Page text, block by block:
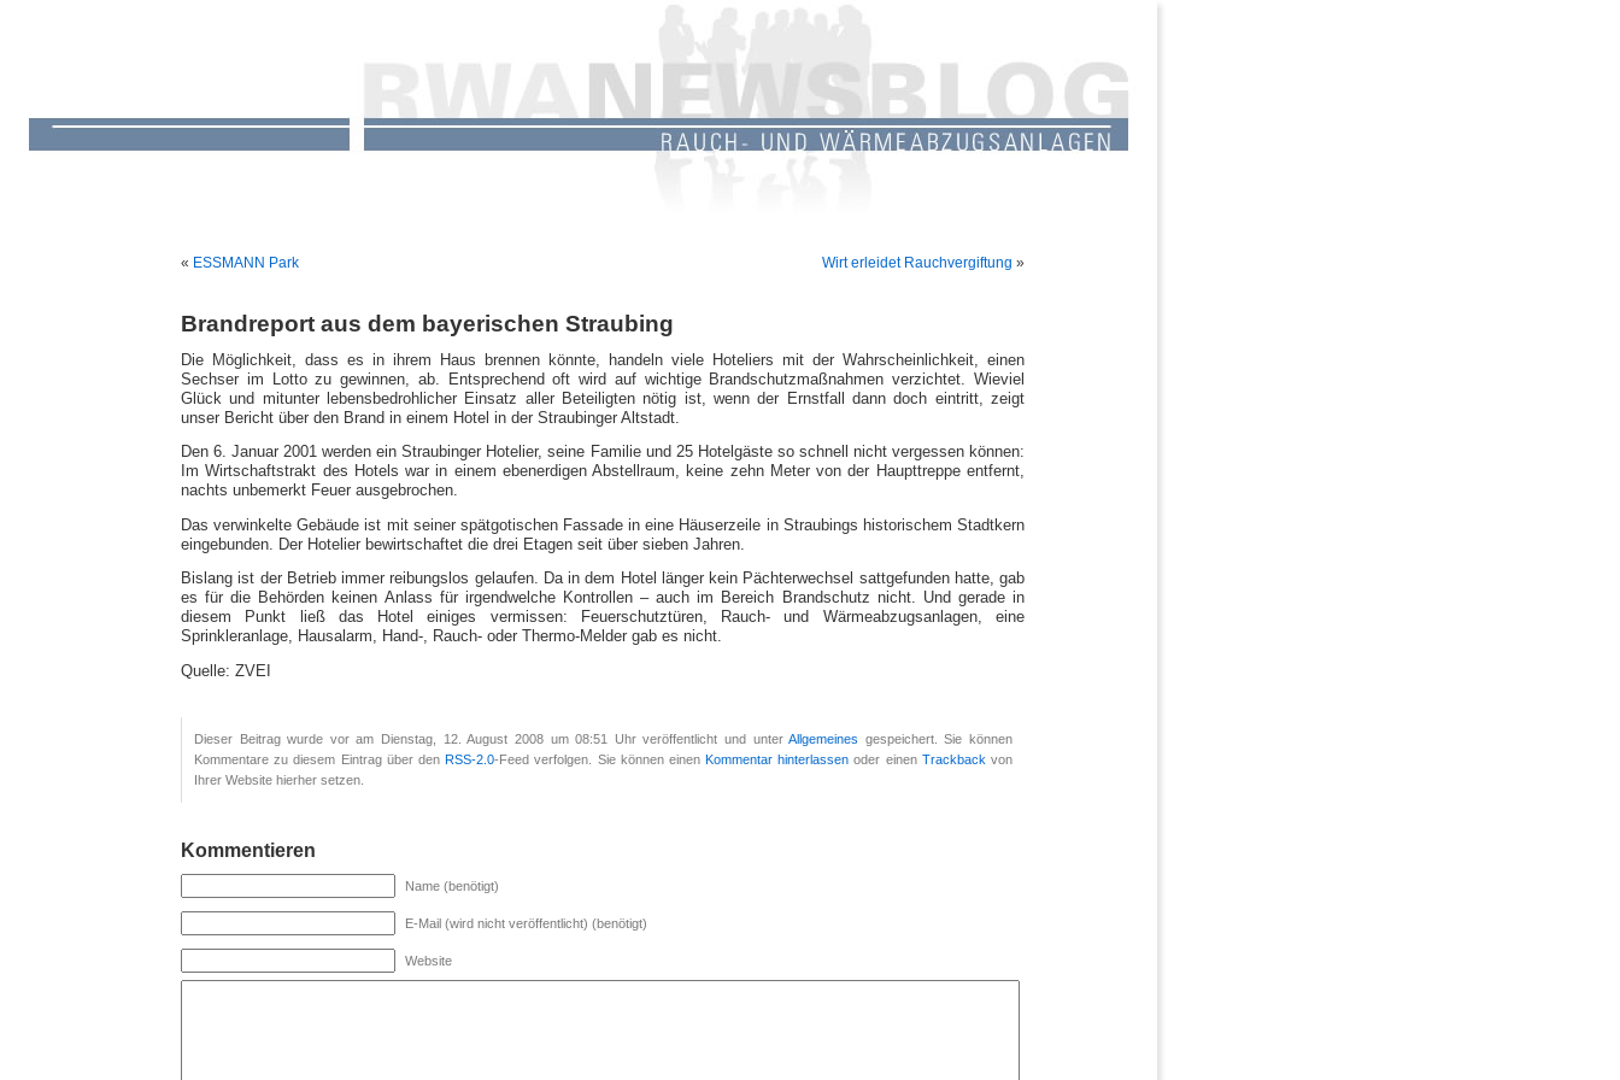
« ESSMANN Park Wirt erleidet Rauchvergiftung »
Brandreport aus dem bayerischen Straubing
Die Möglichkeit, dass es in ihrem Haus brennen könnte, handeln viele Hoteliers mit der Wahrscheinlichkeit, einen
Sechser im Lotto zu gewinnen, ab. Entsprechend oft wird auf wichtige Brandschutzmaßnahmen verzichtet. Wieviel
Glück und mitunter lebensbedrohlicher Einsatz aller Beteiligten nötig ist, wenn der Ernstfall dann doch eintritt, zeigt
unser Bericht über den Brand in einem Hotel in der Straubinger Altstadt.
Den 6. Januar 2001 werden ein Straubinger Hotelier, seine Familie und 25 Hotelgäste so schnell nicht vergessen können:
Im Wirtschaftstrakt des Hotels war in einem ebenerdigen Abstellraum, keine zehn Meter von der Haupttreppe entfernt,
nachts unbemerkt Feuer ausgebrochen.
Das verwinkelte Gebäude ist mit seiner spätgotischen Fassade in eine Häuserzeile in Straubings historischem Stadtkern
eingebunden. Der Hotelier bewirtschaftet die drei Etagen seit über sieben Jahren.
Bislang ist der Betrieb immer reibungslos gelaufen. Da in dem Hotel länger kein Pächterwechsel sattgefunden hatte, gab
es für die Behörden keinen Anlass für irgendwelche Kontrollen – auch im Bereich Brandschutz nicht. Und gerade in
diesem Punkt ließ das Hotel einiges vermissen: Feuerschutztüren, Rauch- und Wärmeabzugsanlagen, eine
Sprinkleranlage, Hausalarm, Hand-, Rauch- oder Thermo-Melder gab es nicht.
Quelle: ZVEI
Dieser Beitrag wurde vor am Dienstag, 12. August 2008 um 08:51 Uhr veröffentlicht und unterAllgemeines gespeichert. Sie können
Kommentare zu diesem Eintrag über denRSS-2.0-Feed verfolgen. Sie können einenKommentar hinterlassen oder einen Trackback von
Ihrer Website hierher setzen.
Kommentieren
Name (benötigt)
E-Mail (wird nicht veröffentlicht) (benötigt)
Website